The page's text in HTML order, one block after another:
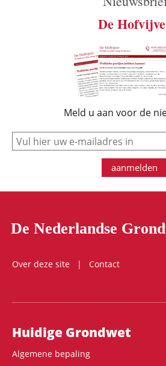
De
Meld u aan voor de
e-mail
aanmelden
De Nederlandse
Over deze site
Contact
Hoofdnavigatie
Huidige Grondwet
Algemene bepaling